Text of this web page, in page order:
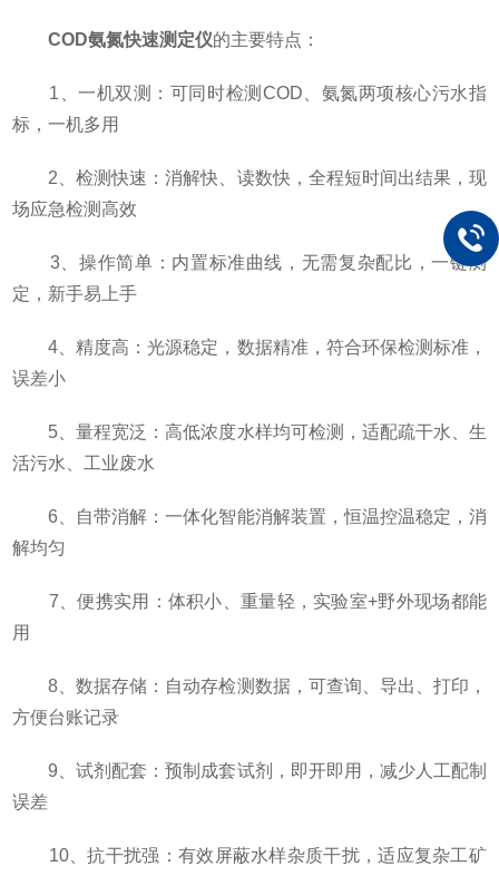
COD氨氮快速测定仪的主要特点：
1、一机双测：可同时检测COD、氨氮两项核心污水指
标，一机多用
2、检测快速：消解快、读数快，全程短时间出结果，现
场应急检测高效
3、操作简单：内置标准曲线，无需复杂配比，一键测
定，新手易上手
4、精度高：光源稳定，数据精准，符合环保检测标准，
误差小
5、量程宽泛：高低浓度水样均可检测，适配疏干水、生
活污水、工业废水
6、自带消解：一体化智能消解装置，恒温控温稳定，消
解均匀
7、便携实用：体积小、重量轻，实验室+野外现场都能
用
8、数据存储：自动存检测数据，可查询、导出、打印，
方便台账记录
9、试剂配套：预制成套试剂，即开即用，减少人工配制
误差
10、抗干扰强：有效屏蔽水样杂质干扰，适应复杂工矿